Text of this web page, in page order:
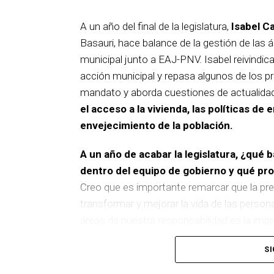
A un año del final de la legislatura, Isabel
Basauri, hace balance de la gestión de las
municipal junto a EAJ-PNV. Isabel
acción municipal y repasa algunos de los
mandato y aborda cuestiones de
el acceso a la vivienda, las políticas de
envejecimiento de la población.
A un año de acabar la legislatura, ¿qué
dentro del equipo de gobierno y qué
Creo que es importante remarcar que la
transformar y mejorar la vida de las
del equipo de gobierno.
En ese sentido, destacaría la